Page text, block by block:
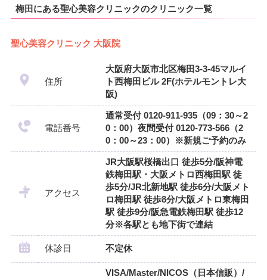
梅田にある聖心美容クリニックのクリニック一覧
聖心美容クリニック 大阪院
住所
大阪府大阪市北区梅田3-3-45マルイ
ト西梅田ビル 2F(ホテルモントレ大
阪)
電話番号
通常受付 0120-911-935（09：30～2
0：00）夜間受付 0120-773-566（2
0：00～23：00）※新規ご予約のみ
アクセス
JR大阪駅桜橋出口 徒歩5分/阪神電
鉄梅田駅・大阪メトロ西梅田駅 徒
歩5分/JR北新地駅 徒歩6分/大阪メト
ロ梅田駅 徒歩8分/大阪メトロ東梅田
駅 徒歩9分/阪急電鉄梅田駅 徒歩12
分※各駅とも地下街で連結
休診日 不定休
VISA/Master/NICOS（日本信販）/